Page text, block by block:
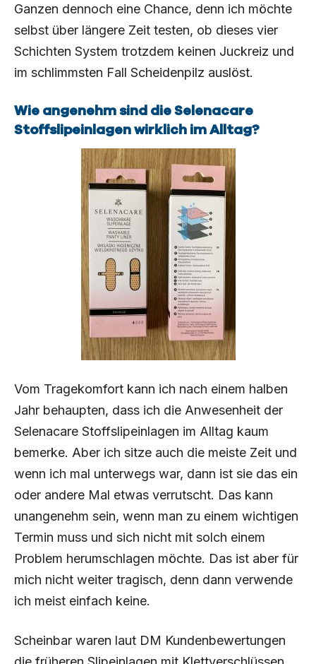
Ganzen dennoch eine Chance, denn ich möchte
selbst über längere Zeit testen, ob dieses vier
Schichten System trotzdem keinen Juckreiz und
im schlimmsten Fall Scheidenpilz auslöst.
Wie angenehm sind die Selenacare
Stoffslipeinlagen wirklich im Alltag?
Vom Tragekomfort kann ich nach einem halben
Jahr behaupten, dass ich die Anwesenheit der
Selenacare Stoffslipeinlagen im Alltag kaum
bemerke. Aber ich sitze auch die meiste Zeit und
wenn ich mal unterwegs war, dann ist sie das ein
oder andere Mal etwas verrutscht. Das kann
unangenehm sein, wenn man zu einem wichtigen
Termin muss und sich nicht mit solch einem
Problem herumschlagen möchte. Das ist aber für
mich nicht weiter tragisch, denn dann verwende
ich meist einfach keine.
Scheinbar waren laut DM Kundenbewertungen